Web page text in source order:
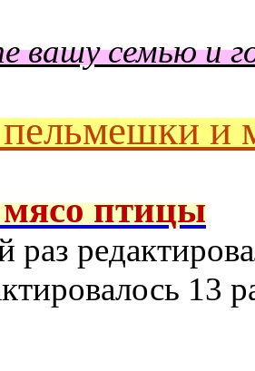
вашу семью и
пельмешки и
птицы
раз
13